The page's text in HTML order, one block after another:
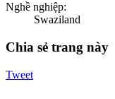
Nghề nghiệp:
Swaziland
Chia sẻ trang này
Tweet